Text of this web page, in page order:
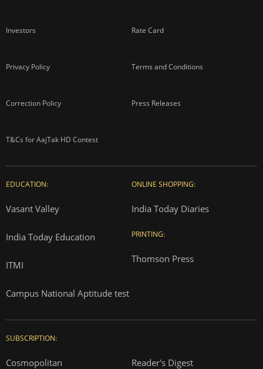
Investors Rate Card
Privacy Policy Terms and Conditions
Correction Policy Press Releases
T&Cs for AajTak HD Contest
EDUCATION:
Vasant Valley
India Today Education
ITMI
Campus National Aptitude test
ONLINE SHOPPING:
India Today Diaries
PRINTING:
Thomson Press
SUBSCRIPTION:
Cosmopolitan Reader's Digest